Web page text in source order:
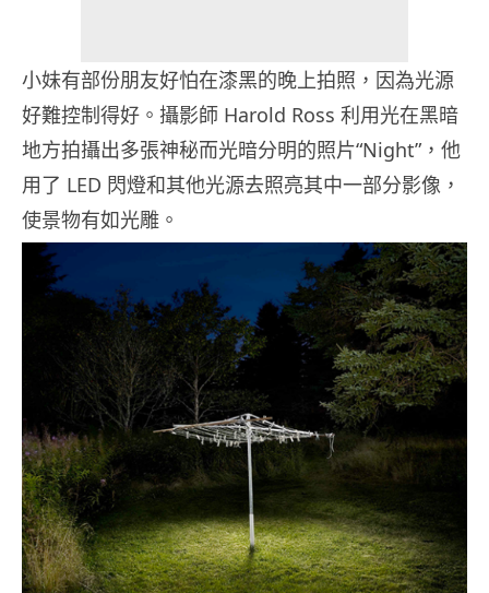
小妹有部份朋友好怕在漆黑的晚上拍照，因為光源
好難控制得好。攝影師 Harold Ross 利用光在黑暗
地方拍攝出多張神秘而光暗分明的照片“Night”，他
用了 LED 閃燈和其他光源去照亮其中一部分影像，
使景物有如光雕。